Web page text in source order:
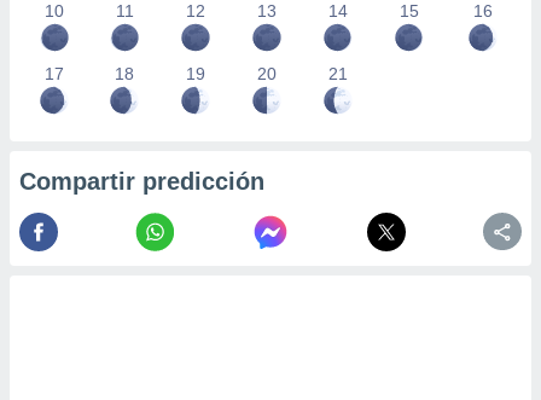
10 11 12 13 14 15 16
17 18 19 20 21
Compartir predicción